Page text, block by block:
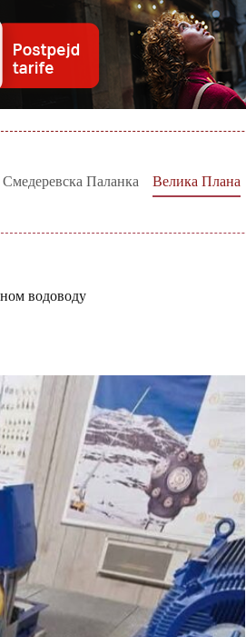
Смедеревска Паланка Велика Плана
водоводу